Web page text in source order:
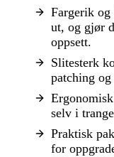
Fargerik
ut, og gjør
oppsett.
Slitesterk
patching
selv i
Praktisk
for